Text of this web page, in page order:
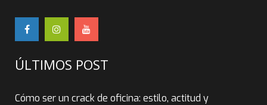
ÚLTIMOS POST
Cómo ser un crack de oficina: estilo, actitud y